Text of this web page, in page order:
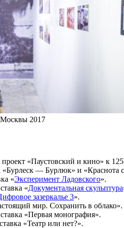
Москвы 2017
«Паустовский и кино» к
— Бурлюк» и «Краснота
«Эксперимент Ладовского».
«Документальная скульптура
зазеркалье 3».
мир. Сохранить в облако».
«Первая монография».
«Театр или нет?».